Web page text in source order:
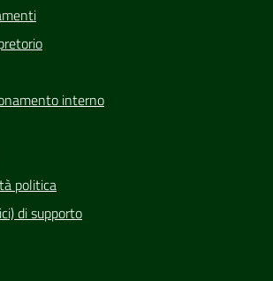
interno
politica
di supporto